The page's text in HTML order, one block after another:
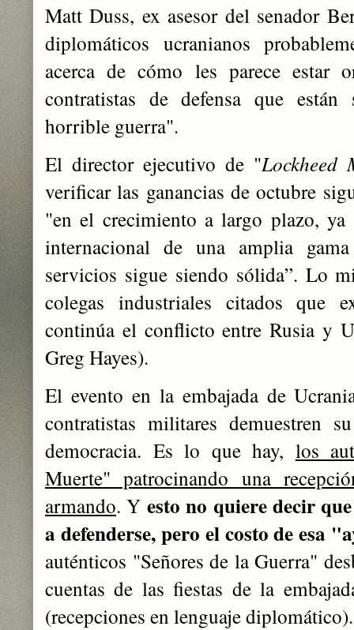
Matt Duss, ex asesor del senador
diplomáticos ucranianos
acerca de cómo les parece estar
contratistas de defensa que están
horrible guerra".
El director ejecutivo de "Lockheed
verificar las ganancias de octubre
"en el crecimiento a largo plazo,
internacional de una amplia
servicios sigue siendo sólida”. Lo
colegas industriales citados que
continúa el conflicto entre Rusia y
Greg Hayes).
El evento en la embajada de
contratistas militares demuestren
democracia. Es lo que hay, los
Muerte" patrocinando una
armando. Y esto no quiere decir
a defenderse, pero el costo de esa
auténticos "Señores de la Guerra"
cuentas de las fiestas de la
(recepciones en lenguaje diplomático).